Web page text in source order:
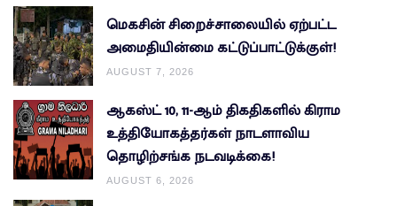
மெகசின் சிறைச்சாலையில் ஏற்பட்ட
அமைதியின்மை கட்டுப்பாட்டுக்குள்!
AUGUST 7, 2026
ஆகஸ்ட் 10, 11-ஆம் திகதிகளில் கிராம
உத்தியோகத்தர்கள் நாடளாவிய
தொழிற்சங்க நடவடிக்கை!
AUGUST 6, 2026